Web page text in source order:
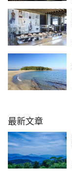
最新文章